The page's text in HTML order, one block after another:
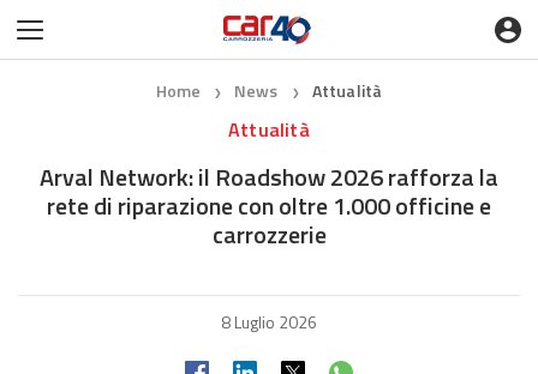
Home ❯ News ❯ Attualità
Attualità
Arval Network: il Roadshow 2026 rafforza la
rete di riparazione con oltre 1.000 officine e
carrozzerie
8 Luglio 2026